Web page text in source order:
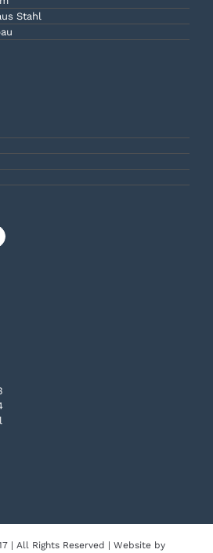
Stahl
| All Rights Reserved | Website by